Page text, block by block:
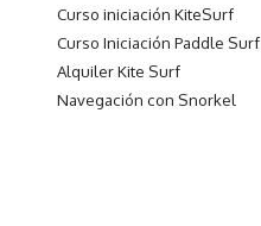
Curso iniciación KiteSurf
Curso Iniciación Paddle Surf
Alquiler Kite Surf
Navegación con Snorkel